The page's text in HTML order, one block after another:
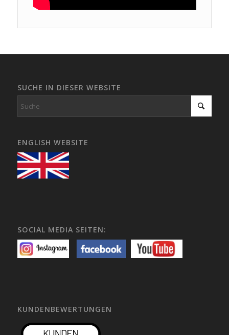
SUCHE IN DIESER WEBSITE
ENGLISH WEBSITE
SOCIAL MEDIA SEITEN:
KUNDENBEWERTUNGEN